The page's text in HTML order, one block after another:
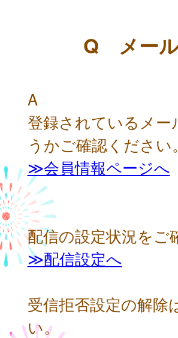
Q メー
A
登録されているメ
うかご確認ください。
≫会員情報ページへ
配信の設定状況をご
≫配信設定へ
受信拒否設定の解除
い。